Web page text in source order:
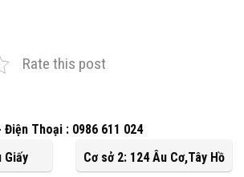
Rate this post
Thoại : 0986 611 024
Giấy
Cơ sở 2: 124 Âu Cơ,Tây Hồ